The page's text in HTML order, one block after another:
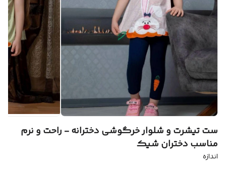
ست تیشرت و شلوار خرگوشی دخترانه - راحت و نرم
مناسب دختران شیک
اندازه